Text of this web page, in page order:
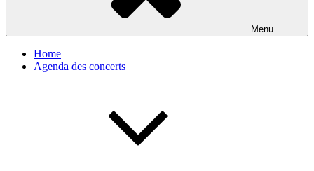
Menu
Home
Agenda des concerts